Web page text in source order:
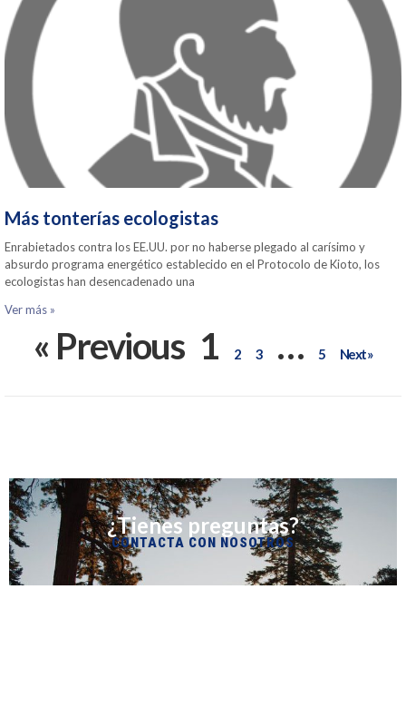
Más tonterías ecologistas
Enrabietados contra los EE.UU. por no haberse plegado al carísimo y
absurdo programa energético establecido en el Protocolo de Kioto, los
ecologistas han desencadenado una
Ver más »
« Previous 1 2 3 … 5 Next »
¿Tienes preguntas?
CONTACTA CON NOSOTROS